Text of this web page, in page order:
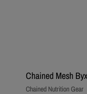
Chained Mesh
Chained Nutrition Gear